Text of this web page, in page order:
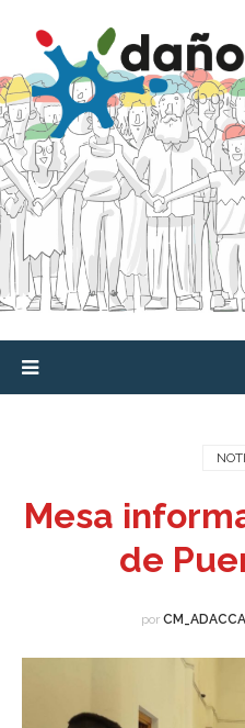
Mesa
de
por CM_ADACCA